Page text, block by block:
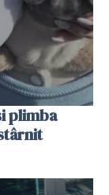
plimba